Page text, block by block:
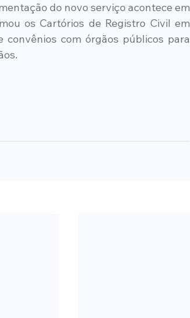
do novo serviço acontece em
os Cartórios de Registro Civil em
com órgãos públicos para